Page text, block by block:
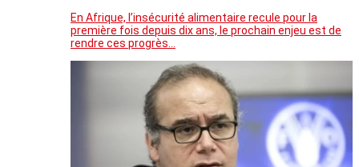
En Afrique, l’insécurité alimentaire recule pour la
première fois depuis dix ans, le prochain enjeu est de
rendre ces progrès…